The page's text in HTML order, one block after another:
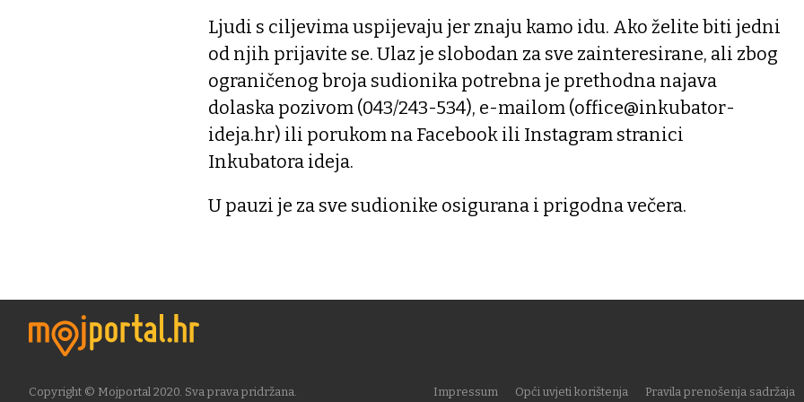
Ljudi s ciljevima uspijevaju jer znaju kamo idu. Ako želite biti jedni
od njih prijavite se. Ulaz je slobodan za sve zainteresirane, ali zbog
ograničenog broja sudionika potrebna je prethodna najava
dolaska pozivom (043/243-534), e-mailom (office@inkubator-
ideja.hr) ili porukom na Facebook ili Instagram stranici
Inkubatora ideja.
U pauzi je za sve sudionike osigurana i prigodna večera.
Copyright © Mojportal 2020. Sva prava pridržana. Impressum Opći uvjeti korištenja Pravila prenošenja sadržaja